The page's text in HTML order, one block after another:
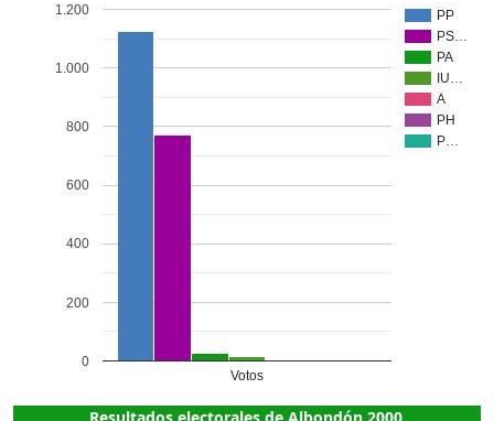
PP
PS…
PA
IU…
A
PH
P…
Votos
0
200
400
600
800
1.000
1.200